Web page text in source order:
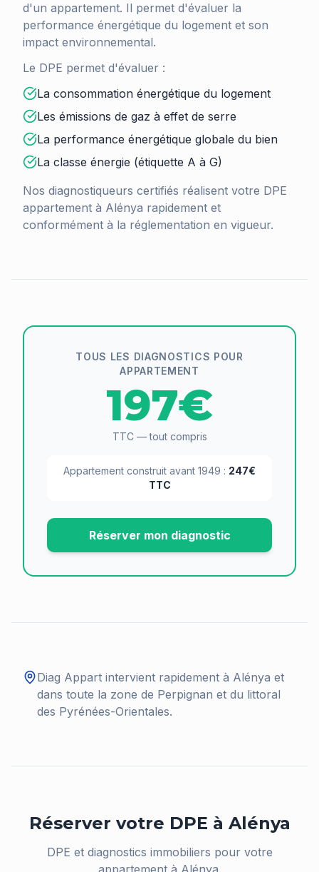
d'un appartement. Il permet d'évaluer la
performance énergétique du logement et son
impact environnemental.
Le DPE permet d'évaluer :
La consommation énergétique du logement
Les émissions de gaz à effet de serre
La performance énergétique globale du bien
La classe énergie (étiquette A à G)
Nos diagnostiqueurs certifiés réalisent votre DPE
appartement à Alénya rapidement et
conformément à la réglementation en vigueur.
TOUS LES DIAGNOSTICS POUR
APPARTEMENT
197€
TTC — tout compris
Appartement construit avant 1949 : 247€
TTC
Réserver mon diagnostic
Diag Appart intervient rapidement à Alénya et
dans toute la zone de Perpignan et du littoral
des Pyrénées-Orientales.
Réserver votre DPE à Alénya
DPE et diagnostics immobiliers pour votre
appartement à Alénya